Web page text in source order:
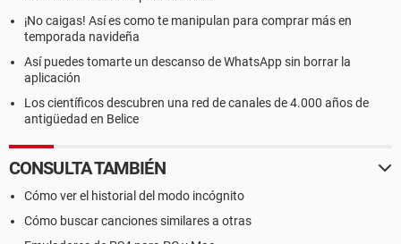
¡No caigas! Así es como te manipulan para comprar más en
temporada navideña
Así puedes tomarte un descanso de WhatsApp sin borrar la
aplicación
Los científicos descubren una red de canales de 4.000 años de
antigüedad en Belice
CONSULTA TAMBIÉN
Cómo ver el historial del modo incógnito
Cómo buscar canciones similares a otras